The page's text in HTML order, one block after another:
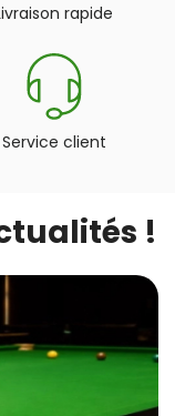
rapide
Service client
!